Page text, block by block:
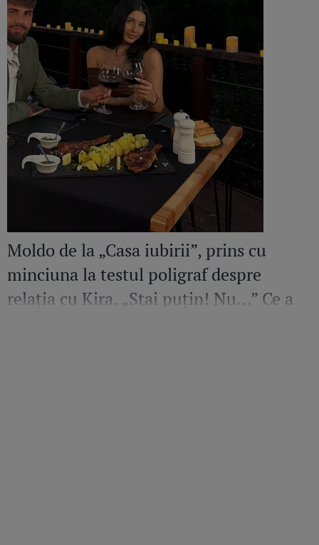
Moldo de la „Casa iubirii”, prins cu
minciuna la testul poligraf despre
relația cu Kira. „Stai puțin! Nu…” Ce a